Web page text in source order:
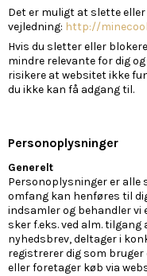
Det er muligt at slette
vejledning: http://
Hvis du sletter eller
mindre relevante for dig
risikere at websitet ikke
du ikke kan få adgang til.
Personoplysninger
Generelt
Personoplysninger er alle
omfang kan henføres til
indsamler og behandler
sker f.eks. ved alm.
nyhedsbrev, deltager i
registrerer dig som
eller foretager køb via